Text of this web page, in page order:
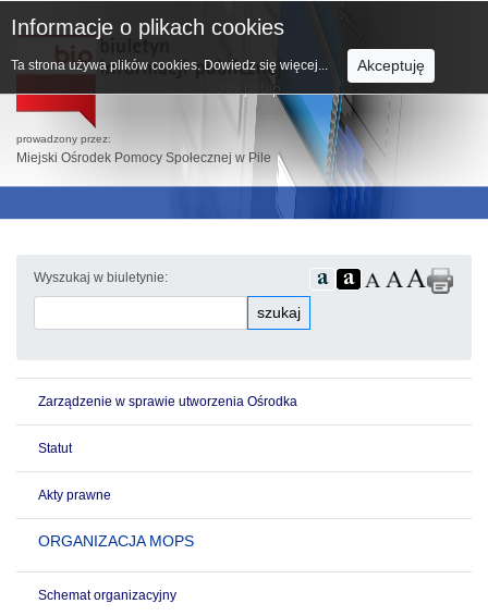
prowadzony przez:
Miejski Ośrodek Pomocy Społecznej w Pile
Wyszukaj w biuletynie:
szukaj
Zarządzenie w sprawie utworzenia Ośrodka
Statut
Akty prawne
ORGANIZACJA MOPS
Schemat organizacyjny
Informacje o plikach cookies
Ta strona używa plików cookies. Dowiedz się więcej... Akceptuję